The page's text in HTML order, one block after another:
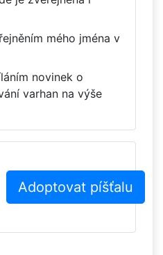
mého jména v
novinek o
varhan na výše